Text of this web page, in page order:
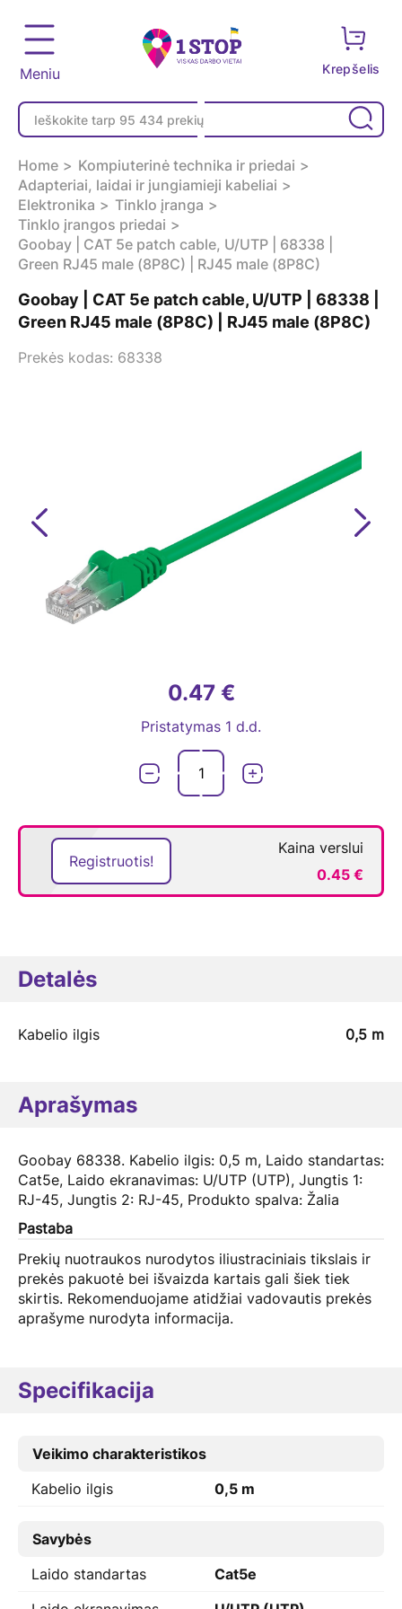
Meniu Krepšelis
Home
Kompiuterinė technika ir priedai
Adapteriai, laidai ir jungiamieji kabeliai
Elektronika
Tinklo įranga
Tinklo įrangos priedai
Goobay | CAT 5e patch cable, U/UTP | 68338 |
Green RJ45 male (8P8C) | RJ45 male (8P8C)
Goobay | CAT 5e patch cable, U/UTP | 68338 |
Green RJ45 male (8P8C) | RJ45 male (8P8C)
Prekės kodas: 68338
Previous Next
0.47 €
Pristatymas 1 d.d.
Registruotis!
Kaina verslui
0.45 €
Detalės
Kabelio ilgis 0,5 m
Aprašymas
Goobay 68338. Kabelio ilgis: 0,5 m, Laido standartas:
Cat5e, Laido ekranavimas: U/UTP (UTP), Jungtis 1:
RJ-45, Jungtis 2: RJ-45, Produkto spalva: Žalia
Pastaba
Prekių nuotraukos nurodytos iliustraciniais tikslais ir
prekės pakuotė bei išvaizda kartais gali šiek tiek
skirtis. Rekomenduojame atidžiai vadovautis prekės
aprašyme nurodyta informacija.
Specifikacija
Veikimo charakteristikos
Kabelio ilgis
0,5 m
Savybės
Laido standartas
Cat5e